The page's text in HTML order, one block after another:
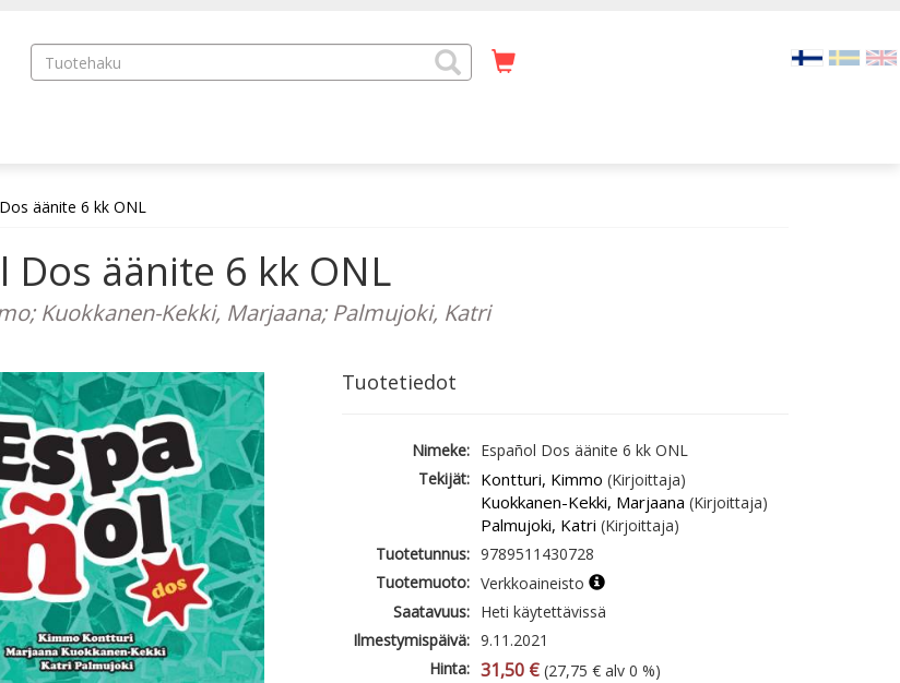
äänite 6 kk ONL
Dos äänite 6 kk ONL
Kuokkanen-Kekki, Marjaana; Palmujoki, Katri
Tuotetiedot
Nimeke: Español Dos äänite 6 kk ONL
Tekijät: Kontturi, Kimmo (Kirjoittaja)
Kuokkanen-Kekki, Marjaana (Kirjoittaja)
Palmujoki, Katri (Kirjoittaja)
Tuotetunnus: 9789511430728
Tuotemuoto: Verkkoaineisto
Saatavuus: Heti käytettävissä
Ilmestymispäivä: 9.11.2021
Hinta: 31,50 € (27,75 € alv 0 %)